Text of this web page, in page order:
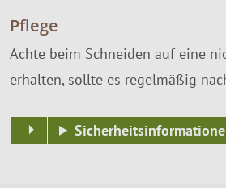
Pflege
Achte beim Schneiden auf eine
erhalten, sollte es regelmäßig